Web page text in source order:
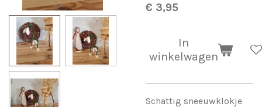
€ 3,95
In
winkelwagen
Schattig sneeuwklokje